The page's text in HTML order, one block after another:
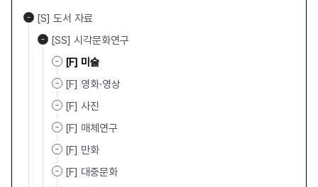
[S] 도서 자료
[SS] 시각문화연구
[F] 미술
[F] 영화·영상
[F] 사진
[F] 매체연구
[F] 만화
[F] 대중문화